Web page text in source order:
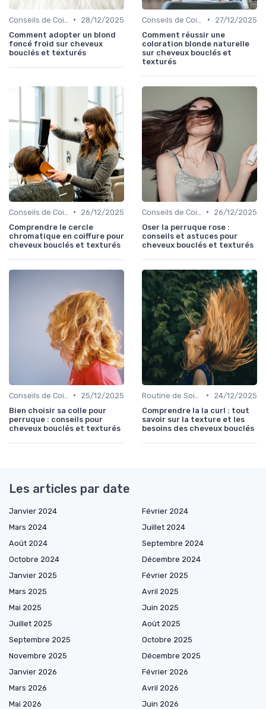
•
28/12/2025
Comment adopter un blond
foncé froid sur cheveux
bouclés et texturés
•
27/12/2025
Comment réussir une
coloration blonde naturelle
sur cheveux bouclés et
texturés
•
26/12/2025
Comprendre le cercle
chromatique en coiffure pour
cheveux bouclés et texturés
•
26/12/2025
Oser la perruque rose :
conseils et astuces pour
cheveux bouclés et texturés
•
25/12/2025
Bien choisir sa colle pour
perruque : conseils pour
cheveux bouclés et texturés
•
24/12/2025
Comprendre la la curl : tout
savoir sur la texture et les
besoins des cheveux bouclés
Les articles par date
Janvier 2024
Février 2024
Mars 2024
Juillet 2024
Août 2024
Septembre 2024
Octobre 2024
Décembre 2024
Janvier 2025
Février 2025
Mars 2025
Avril 2025
Mai 2025
Juin 2025
Juillet 2025
Août 2025
Septembre 2025
Octobre 2025
Novembre 2025
Décembre 2025
Janvier 2026
Février 2026
Mars 2026
Avril 2026
Mai 2026
Juin 2026